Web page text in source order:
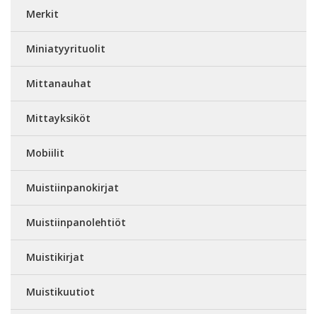
Merkit
Miniatyyrituolit
Mittanauhat
Mittayksiköt
Mobiilit
Muistiinpanokirjat
Muistiinpanolehtiöt
Muistikirjat
Muistikuutiot